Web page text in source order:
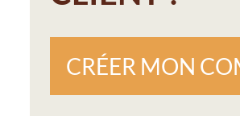
CRÉER MON